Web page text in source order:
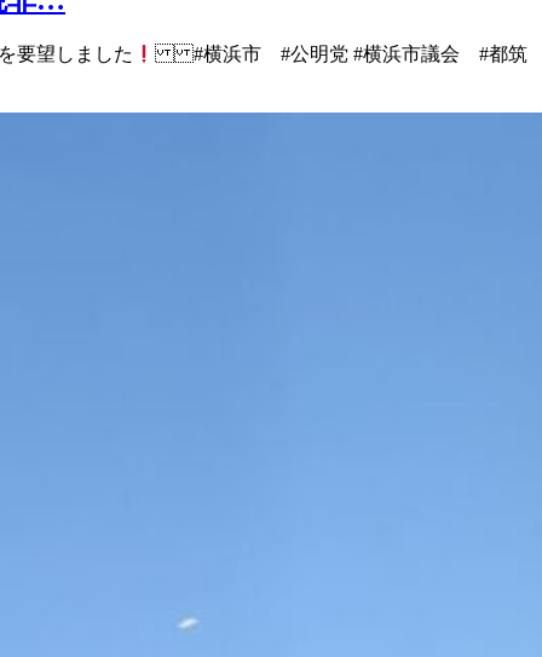
要望しました #横浜市 #公明党 #横浜市議会 #都筑